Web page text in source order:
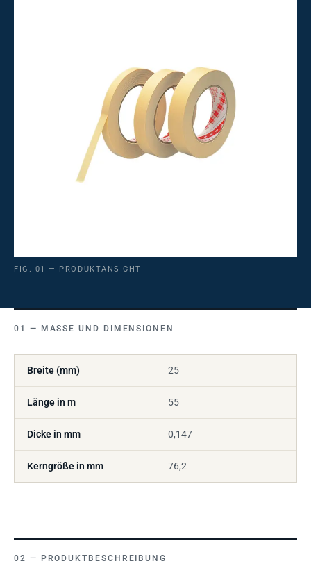
FIG. 01 — PRODUKTANSICHT
MASSE UND DIMENSIONEN
Breite (mm) 25
Länge in m 55
Dicke in mm 0,147
Kerngröße in mm 76,2
PRODUKTBESCHREIBUNG